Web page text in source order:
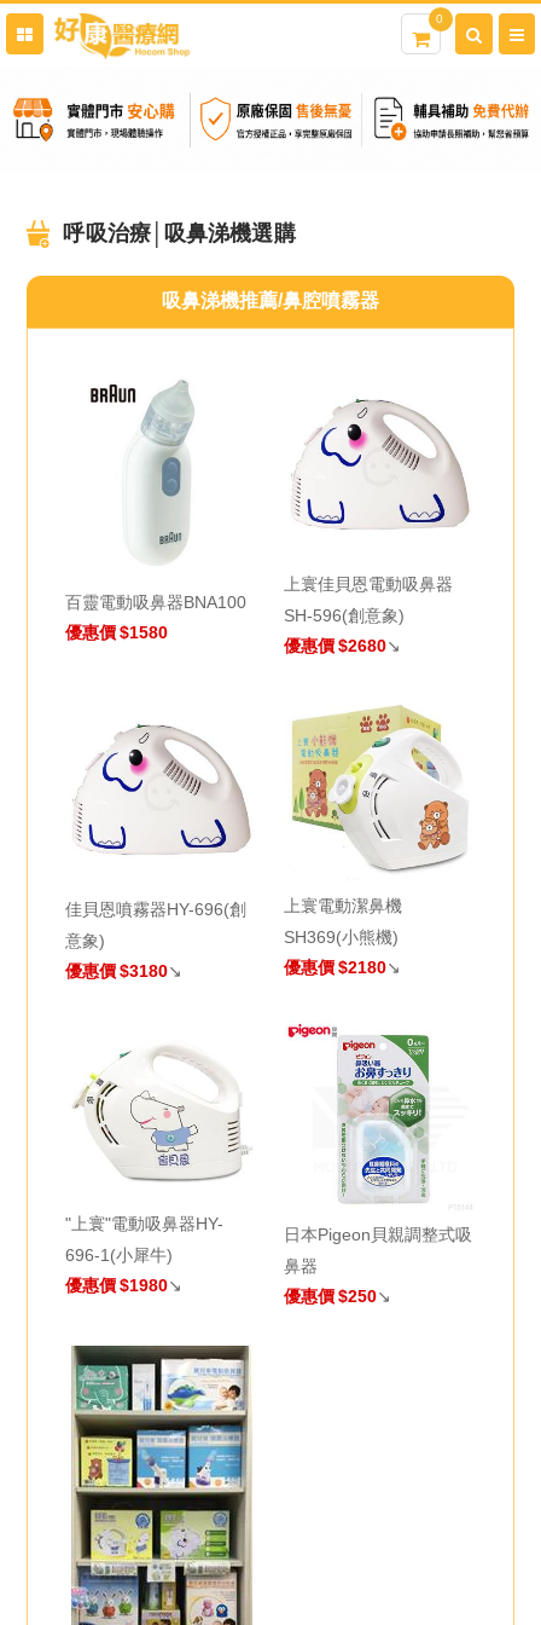
0
呼吸治療│吸鼻涕機選購
吸鼻涕機推薦/鼻腔噴霧器
百靈電動吸鼻器BNA100
優惠價 $1580
上寰佳貝恩電動吸鼻器
SH-596(創意象)
優惠價$2680↘
佳貝恩噴霧器HY-696(創
意象)
優惠價 $3180↘
上寰電動潔鼻機
SH369(小熊機)
優惠價$2180↘
"上寰"電動吸鼻器HY-
696-1(小犀牛)
優惠價 $1980↘
日本Pigeon貝親調整式吸
鼻器
優惠價$250↘